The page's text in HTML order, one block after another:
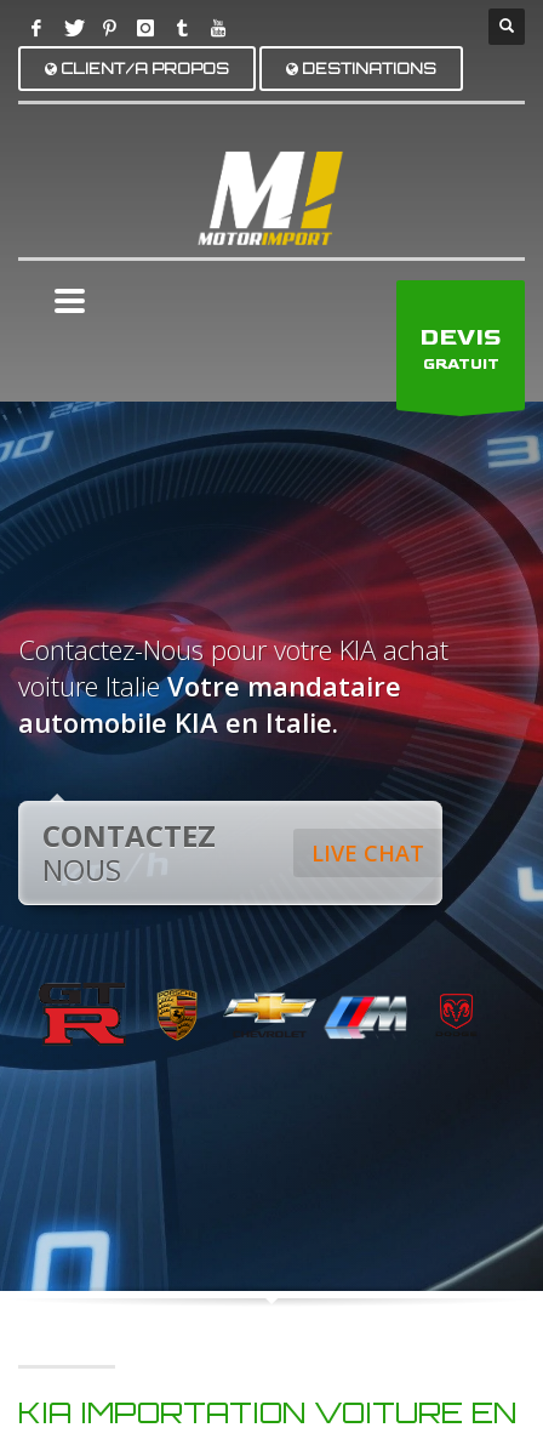
CLIENT/A PROPOS DESTINATIONS
DEVIS
GRATUIT
Contactez-Nous pour votre KIA achat
voiture ItalieVotre mandataire
automobile KIA en Italie.
LIVE CHAT
CONTACTEZ
NOUS
KIA IMPORTATION VOITURE EN